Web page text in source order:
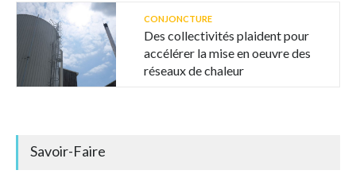
CONJONCTURE
Des collectivités plaident pour
accélérer la mise en oeuvre des
réseaux de chaleur
Savoir-Faire